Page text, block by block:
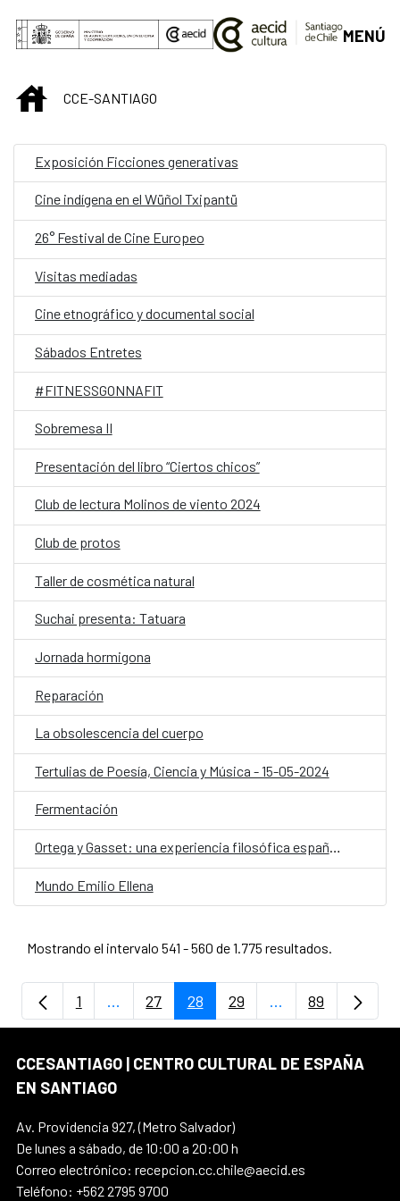
Saltar al contenido principal
MENÚ
INICIOCCE-SANTIAGO
Exposición Ficciones generativas
Cine indígena en el Wüñol Txipantü
26° Festival de Cine Europeo
Visitas mediadas
Cine etnográfico y documental social
Sábados Entretes
#FITNESSGONNAFIT
Sobremesa II
Presentación del libro “Ciertos chicos”
Club de lectura Molinos de viento 2024
Club de protos
Taller de cosmética natural
Suchai presenta: Tatuara
Jornada hormigona
Reparación
La obsolescencia del cuerpo
Tertulias de Poesía, Ciencia y Música - 15-05-2024
Fermentación
Ortega y Gasset: una experiencia filosófica española
Mundo Emilio Ellena
Mostrando el intervalo 541 - 560 de 1.775 resultados.
Página
1 ...Páginas intermedias Use TAB para
Página
27 Página
28 Página
29 ...PáginasPágina
89
CCESANTIAGO | CENTRO CULTURAL DE ESPAÑA
EN SANTIAGO
Av. Providencia 927, (Metro Salvador)
De lunes a sábado, de 10:00 a 20:00 h
Correo electrónico: recepcion.cc.chile@aecid.es
Teléfono: +562 2795 9700